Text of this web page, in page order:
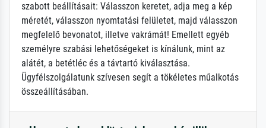
szabott beállításait: Válasszon keretet, adja meg a kép
méretét, válasszon nyomtatási felületet, majd válasszon
megfelelő bevonatot, illetve vakrámát! Emellett egyéb
személyre szabási lehetőségeket is kínálunk, mint az
alátét, a betétléc és a távtartó kiválasztása.
Ügyfélszolgálatunk szívesen segít a tökéletes műalkotás
összeállításában.